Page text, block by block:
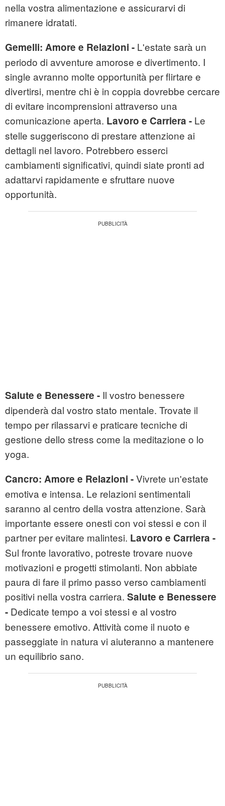
nella vostra alimentazione e assicurarvi di
rimanere idratati.
Gemelli: Amore e Relazioni - L'estate sarà un
periodo di avventure amorose e divertimento. I
single avranno molte opportunità per flirtare e
divertirsi, mentre chi è in coppia dovrebbe cercare
di evitare incomprensioni attraverso una
comunicazione aperta. Lavoro e Carriera - Le
stelle suggeriscono di prestare attenzione ai
dettagli nel lavoro. Potrebbero esserci
cambiamenti significativi, quindi siate pronti ad
adattarvi rapidamente e sfruttare nuove
opportunità.
Salute e Benessere - Il vostro benessere
dipenderà dal vostro stato mentale. Trovate il
tempo per rilassarvi e praticare tecniche di
gestione dello stress come la meditazione o lo
yoga.
Cancro: Amore e Relazioni -Vivrete un'estate
emotiva e intensa. Le relazioni sentimentali
saranno al centro della vostra attenzione. Sarà
importante essere onesti con voi stessi e con il
partner per evitare malintesi. Lavoro e Carriera -
Sul fronte lavorativo, potreste trovare nuove
motivazioni e progetti stimolanti. Non abbiate
paura di fare il primo passo verso cambiamenti
positivi nella vostra carriera. Salute e Benessere
- Dedicate tempo a voi stessi e al vostro
benessere emotivo. Attività come il nuoto e
passeggiate in natura vi aiuteranno a mantenere
un equilibrio sano.